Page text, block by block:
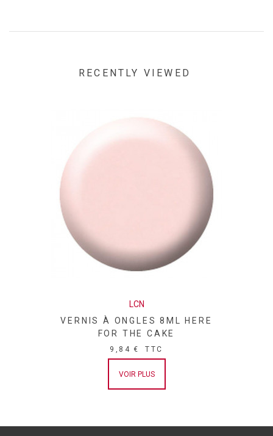
RECENTLY VIEWED
LCN
VERNIS À ONGLES 8ML HERE
FOR THE CAKE
9,84 € TTC
VOIR PLUS